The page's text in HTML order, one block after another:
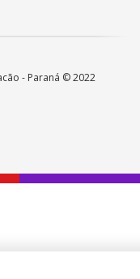
- Paraná © 2022